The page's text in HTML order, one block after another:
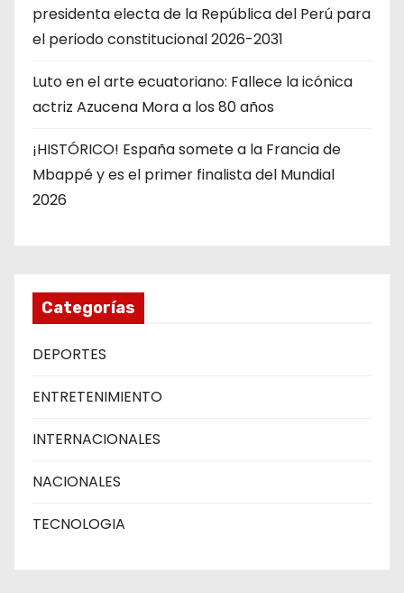
presidenta electa de la República del Perú para
el periodo constitucional 2026-2031
Luto en el arte ecuatoriano: Fallece la icónica
actriz Azucena Mora a los 80 años
¡HISTÓRICO! España somete a la Francia de
Mbappé y es el primer finalista del Mundial
2026
Categorías
DEPORTES
ENTRETENIMIENTO
INTERNACIONALES
NACIONALES
TECNOLOGIA